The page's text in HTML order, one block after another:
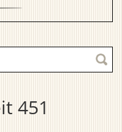
451